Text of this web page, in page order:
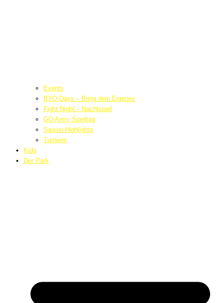
Events
BYO Days – Bring dein Eigenes
Fight Night – Nachtspiel
GO Army Spieltag
Saison-Highlights
Turniere
Kids
Der Park